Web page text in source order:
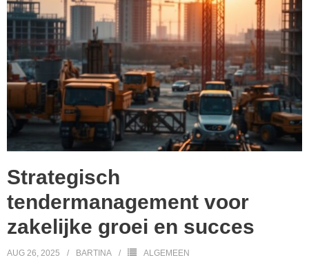
Strategisch
tendermanagement voor
zakelijke groei en succes
AUG 26, 2025 BARTINA ALGEMEEN